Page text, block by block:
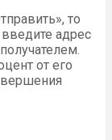
то
адрес
от его